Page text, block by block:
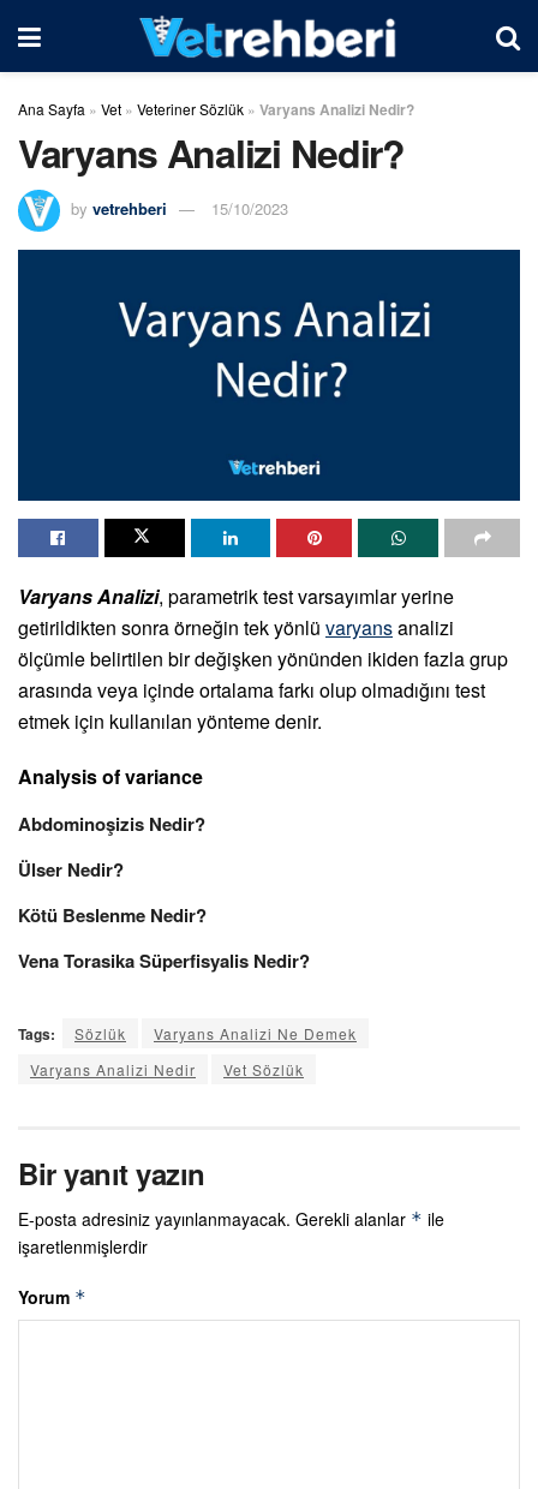
Ana Sayfa » Vet » Veteriner Sözlük » Varyans Analizi Nedir?
Varyans Analizi Nedir?
by vetrehberi 15/10/2023
Varyans Analizi, parametrik test varsayımlar yerine
getirildikten sonra örneğin tek yönlü varyansanalizi
ölçümle belirtilen bir değişken yönünden ikiden fazla grup
arasında veya içinde ortalama farkı olup olmadığını test
etmek için kullanılan yönteme denir.
Analysis of variance
Abdominoşizis Nedir?
Ülser Nedir?
Kötü Beslenme Nedir?
Vena Torasika Süperfisyalis Nedir?
Tags: Sözlük
Varyans Analizi Ne Demek
Varyans Analizi Nedir
Vet Sözlük
Bir yanıt yazın
E-posta adresiniz yayınlanmayacak. Gerekli alanlar * ile
işaretlenmişlerdir
Yorum *